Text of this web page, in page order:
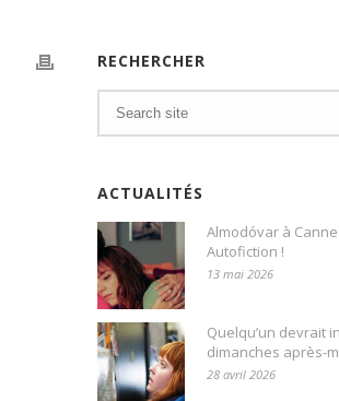
RECHERCHER
ACTUALITÉS
Almodóvar à
Autofiction !
13 mai 2026
Quelqu’un devrait
dimanches après-
28 avril 2026